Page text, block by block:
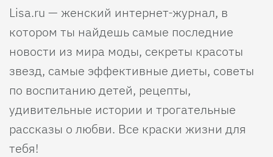
Lisa.ru — женский интернет-журнал, в
котором ты найдешь самые последние
новости из мира моды, секреты красоты
звезд, самые эффективные диеты, советы
по воспитанию детей, рецепты,
удивительные истории и трогательные
рассказы о любви. Все краски жизни для
тебя!